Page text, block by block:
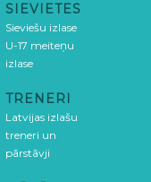
SIEVIETES
Sieviešu izlase
U-17 meiteņu
izlase
TRENERI
Latvijas izlašu
treneri un
pārstāvji